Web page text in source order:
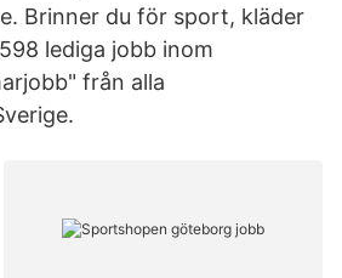
Brinner du för sport, kläder
lediga jobb inom
från alla